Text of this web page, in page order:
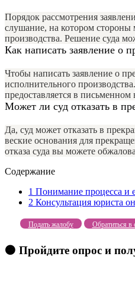
Порядок рассмотрения
слушание, на котором стороны
производства. Решение суда
Как написать заявление о
Чтобы написать заявление о
исполнительного
предоставляется в
Может ли суд отказать в
Да, суд может отказать в
веские основания для
отказа суда вы можете
Содержание
1 Понимание процесса и
2 Консультация юриста
Подать жалобу Обратиться в
🟠 Пройдите опрос и